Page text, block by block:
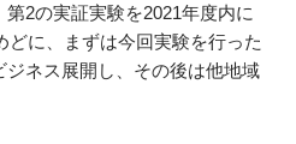
2の実証実験を2021年度内に
どに、まずは今回実験を行った
ネス展開し、その後は他地域